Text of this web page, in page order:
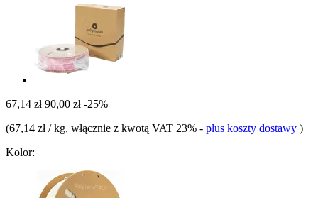
67,14 zł 90,00 zł -25%
(67,14 zł / kg, włącznie z kwotą VAT 23% - plus koszty dostawy )
Kolor: